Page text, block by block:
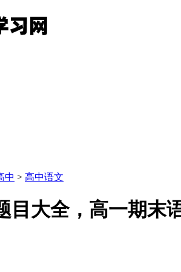
中 > 高中语文
目大全，高一期末